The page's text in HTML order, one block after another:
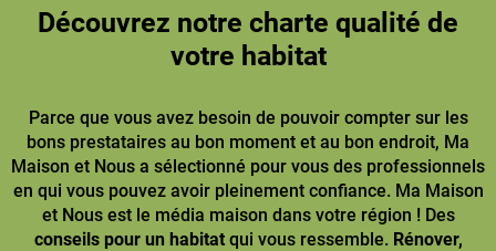
Découvrez notre charte qualité de
votre habitat
Parce que vous avez besoin de pouvoir compter sur les
bons prestataires au bon moment et au bon endroit, Ma
Maison et Nous a sélectionné pour vous des professionnels
en qui vous pouvez avoir pleinement confiance. Ma Maison
et Nous est le média maison dans votre région ! Des
conseils pour un habitatqui vous ressemble. Rénover,